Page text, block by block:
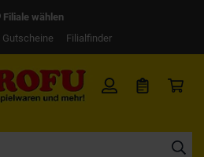
Filiale wählen
Gutscheine Filialfinder